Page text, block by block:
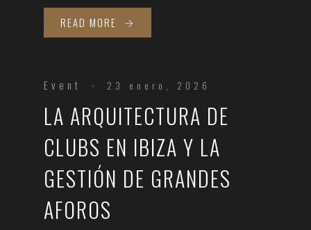
READ MORE
Event 23 enero, 2026
LA ARQUITECTURA DE
CLUBS EN IBIZA Y LA
GESTIÓN DE GRANDES
AFOROS